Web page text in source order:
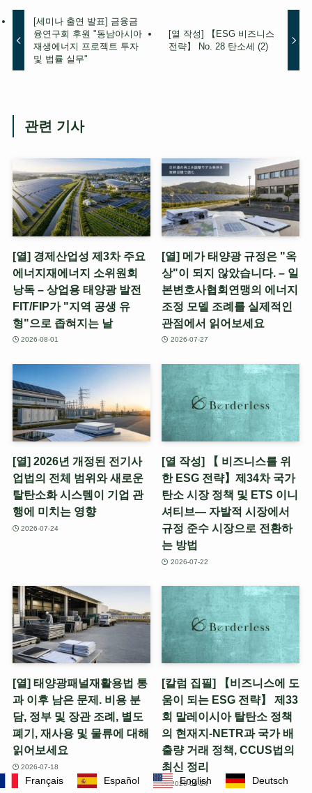
[세미나 출연 발표] 금융금
융연구회 후원 "동남아시아
재생에너지 프로젝트 투자
및 법률 실무"
[열 작성] 【ESG 비즈니스
전략】 No. 28 탄소세 (2)
관련 기사
[열] 경제산업성 제3차 주요
에너지재에너지 소위원회
낭독 – 상업용 태양광 발전
FIT/FIP가 "지역 공생 유
형"으로 좁혀지는 날
2026-08-01
[열] 메가 태양광 규정은 "옥
상"이 되지 않았습니다. – 일
본변호사협회연맹의 에너지
조정 모델 조례를 실제적인
관점에서 읽어보세요
2026-07-27
[열] 2026년 개정된 전기사
업법의 전체 범위와 새로운
탈탄소화 시스템이 기업 관
행에 미치는 영향
2026-07-24
[열 작성] 【 비즈니스를 위
한 ESG 전략】제34차 국가
탄소 시장 정책 및 ETS 이니
셔티브— 자발적 시장에서
규정 준수 시장으로 전환하
는 방법
2026-07-22
[열] 태양광패널재활용법 통
과 이후 남은 문제. 비용 분
담, 정부 및 장관 조례, 별도
폐기, 재사용 및 물류에 대해
읽어보세요
2026-07-18
[칼럼 집필] 【비즈니스에 도
움이 되는 ESG 전략】 제33
회 말레이시아 탈탄소 정책
의 현재지-NETR과 국가 배
출량 거래 정책, CCUS법의
최신 정리
2026-06-24 Deutsch
English
Español
Français